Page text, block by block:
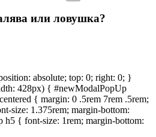
или ловушка?
absolute; top: 0; right: 0; }
428px) { #newModalPopUp
{ margin: 0 .5rem 7rem .5rem;
size: 1.375rem; margin-bottom:
{ font-size: 1rem; margin-bottom: